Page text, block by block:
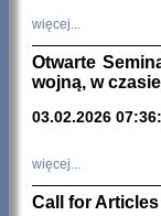
więcej...
Otwarte
wojną, w
03.02.2026
więcej...
Call for Articles